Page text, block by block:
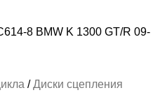
Диски сцепления